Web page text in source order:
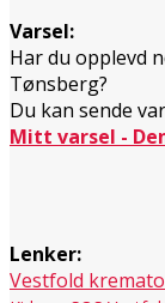
Varsel:
Har du opplevd
Tønsberg?
Du kan sende
Mitt varsel -
Lenker:
Vestfold